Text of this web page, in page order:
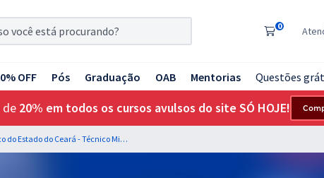
0
OFF Pós Graduação OAB Mentorias Questões
de 20% em todos os cursos avulsos do site SÓ HOJE!
MP CE - Ministério Público do Estado do Ceará - Técnico Ministerial (Treinamento intensivo)